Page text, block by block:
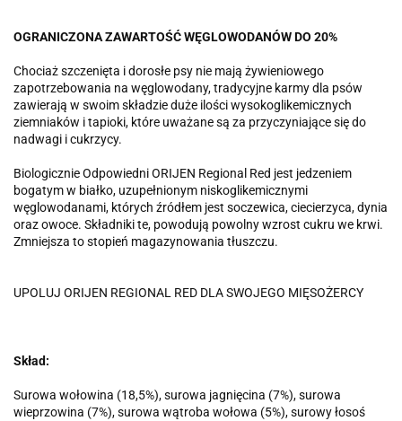
OGRANICZONA ZAWARTOŚĆ WĘGLOWODANÓW DO 20%
Chociaż szczenięta i dorosłe psy nie mają żywieniowego
zapotrzebowania na węglowodany, tradycyjne karmy dla psów
zawierają w swoim składzie duże ilości wysokoglikemicznych
ziemniaków i tapioki, które uważane są za przyczyniające się do
nadwagi i cukrzycy.
Biologicznie Odpowiedni ORIJEN Regional Red jest jedzeniem
bogatym w białko, uzupełnionym niskoglikemicznymi
węglowodanami, których źródłem jest soczewica, ciecierzyca, dynia
oraz owoce. Składniki te, powodują powolny wzrost cukru we krwi.
Zmniejsza to stopień magazynowania tłuszczu.
UPOLUJ ORIJEN REGIONAL RED DLA SWOJEGO MIĘSOŻERCY
Skład:
Surowa wołowina (18,5%), surowa jagnięcina (7%), surowa
wieprzowina (7%), surowa wątroba wołowa (5%), surowy łosoś